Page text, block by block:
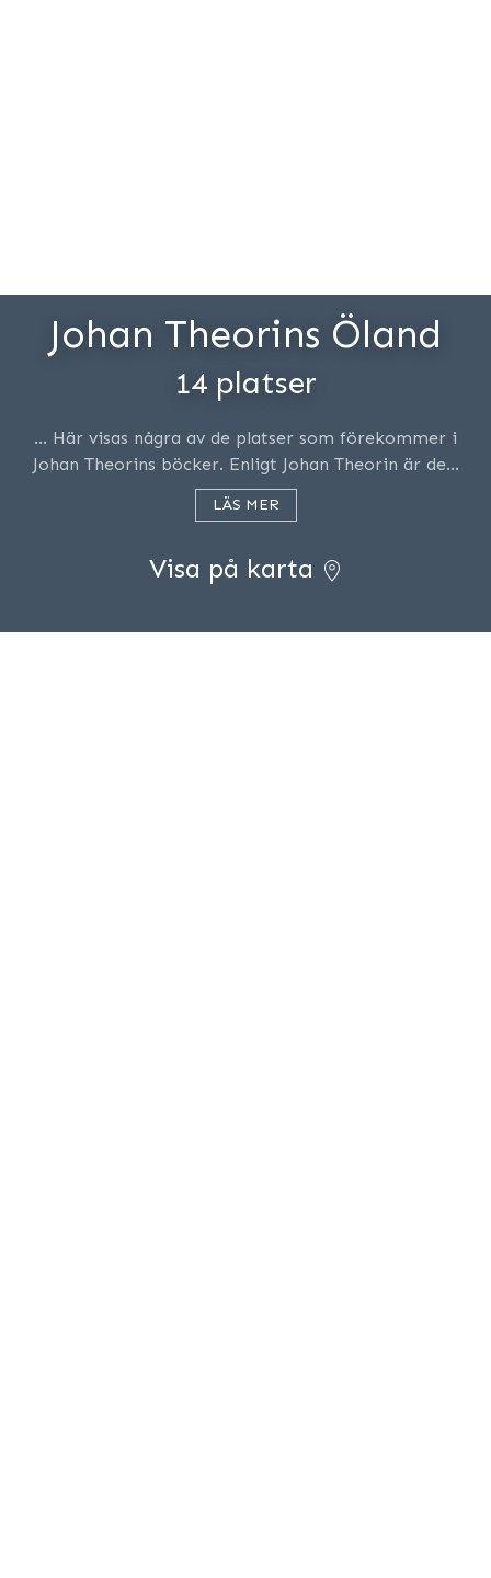
Johan Theorins Öland
14 platser
… Här visas några av de platser som förekommer i
Johan Theorins böcker. Enligt Johan Theorin är de…
LÄS MER
Visa på karta